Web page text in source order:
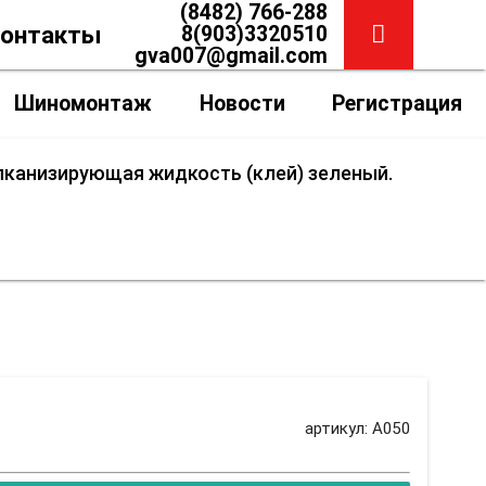
(8482) 766-288
8(903)3320510
gva007@gmail.com
Шиномонтаж Новости Регистрация
жидкость (клей) зеленый.
артикул: A050